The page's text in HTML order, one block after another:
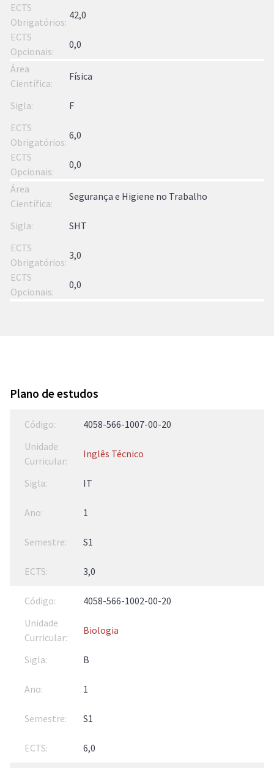
42,0
0,0
Física
F
6,0
0,0
Segurança e Higiene no Trabalho
SHT
3,0
0,0
Plano de estudos
4058-566-1007-00-20
Inglês Técnico
IT
1
S1
3,0
4058-566-1002-00-20
Biologia
B
1
S1
6,0